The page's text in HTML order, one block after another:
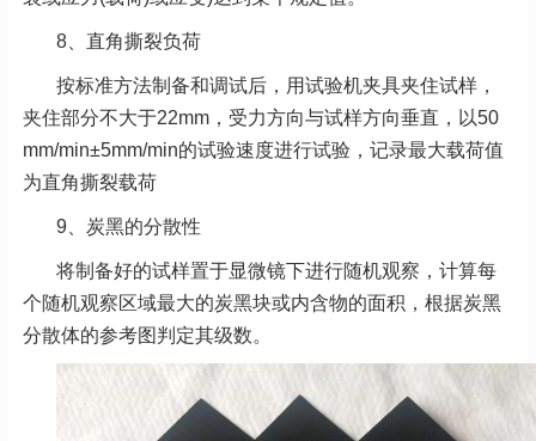
8、直角撕裂负荷
按标准方法制备和调试后，用试验机夹具夹住试样，
夹住部分不大于22mm，受力方向与试样方向垂直，以50
mm/min±5mm/min的试验速度进行试验，记录最大载荷值
为直角撕裂载荷
9、炭黑的分散性
将制备好的试样置于显微镜下进行随机观察，计算每
个随机观察区域最大的炭黑块或内含物的面积，根据炭黑
分散体的参考图判定其级数。